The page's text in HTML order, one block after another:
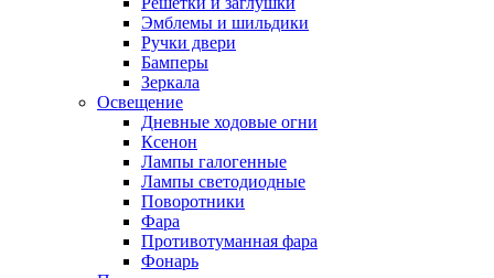
Эмблемы и шильдики
Ручки двери
Бамперы
Зеркала
Освещение
Дневные ходовые огни
Ксенон
Лампы галогенные
Лампы светодиодные
Поворотники
Фара
Противотуманная фара
Фонарь